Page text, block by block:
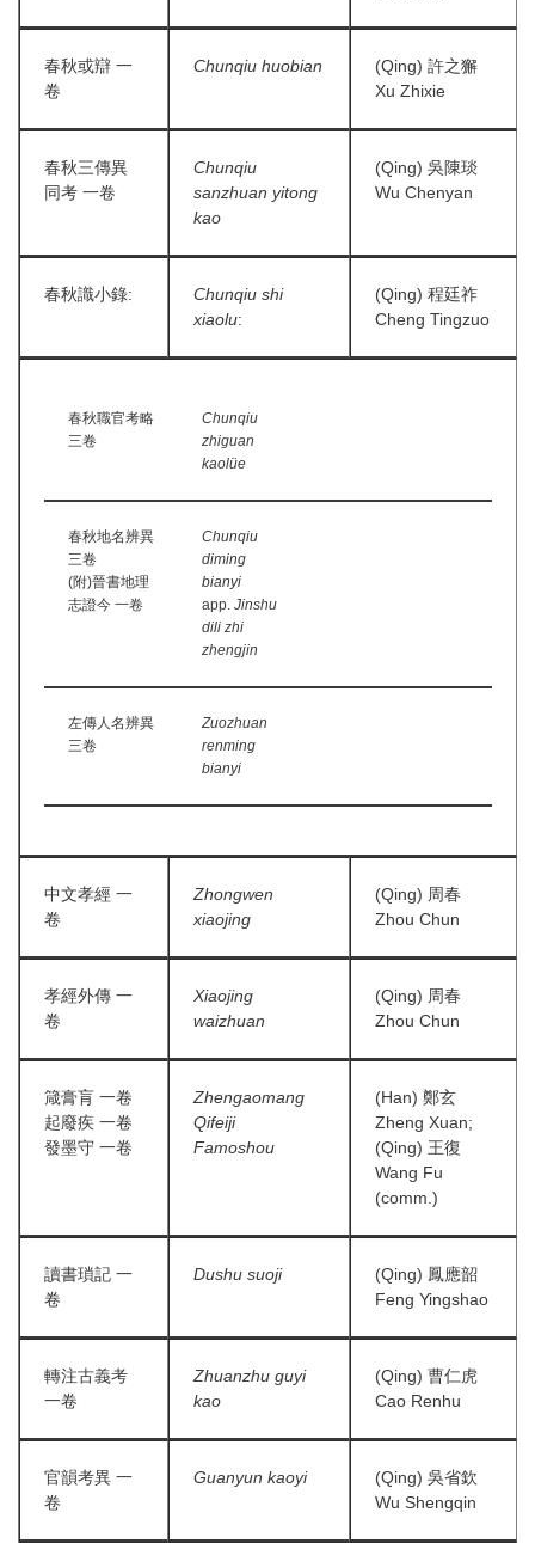
春秋或辯 一
卷
Chunqiu huobian
(Qing) 許之獬
Xu Zhixie
春秋三傳異
同考 一卷
Chunqiu
sanzhuan yitong
kao
(Qing) 吳陳琰
Wu Chenyan
春秋識小錄:
Chunqiu shi
xiaolu:
(Qing) 程廷祚
Cheng Tingzuo
春秋職官考略
三卷
Chunqiu
zhiguan
kaolüe
春秋地名辨異
三卷
(附)晉書地理
志證今 一卷
Chunqiu
diming
bianyi
app. Jinshu
dili zhi
zhengjin
左傳人名辨異
三卷
Zuozhuan
renming
bianyi
中文孝經 一
卷
Zhongwen
xiaojing
(Qing) 周春
Zhou Chun
孝經外傳 一
卷
Xiaojing
waizhuan
(Qing) 周春
Zhou Chun
箴膏肓 一卷
起廢疾 一卷
發墨守 一卷
Zhengaomang
Qifeiji
Famoshou
(Han) 鄭玄
Zheng Xuan;
(Qing) 王復
Wang Fu
(comm.)
讀書瑣記 一
卷
Dushu suoji
(Qing) 鳳應韶
Feng Yingshao
轉注古義考
一卷
Zhuanzhu guyi
kao
(Qing) 曹仁虎
Cao Renhu
官韻考異 一
卷
Guanyun kaoyi
(Qing) 吳省欽
Wu Shengqin